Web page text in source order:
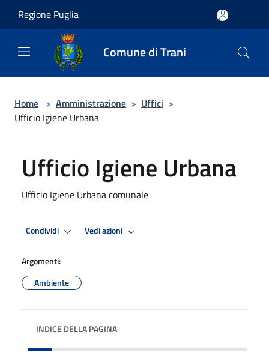
Regione Puglia
Comune di Trani
Home > Amministrazione > Uffici >
Ufficio Igiene Urbana
Ufficio Igiene Urbana
Ufficio Igiene Urbana comunale
Condividi Vedi azioni
Argomenti:
Ambiente
INDICE DELLA PAGINA